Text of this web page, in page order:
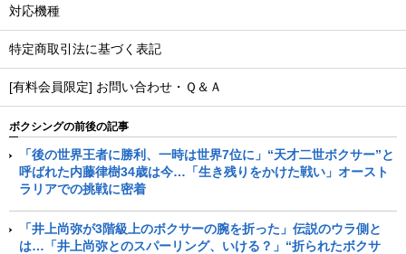
対応機種
特定商取引法に基づく表記
[有料会員限定] お問い合わせ・Ｑ＆Ａ
ボクシングの前後の記事
「後の世界王者に勝利、一時は世界7位に」“天才二世ボクサー”と
呼ばれた内藤律樹34歳は今…「生き残りをかけた戦い」オースト
ラリアでの挑戦に密着
「井上尚弥が3階級上のボクサーの腕を折った」伝説のウラ側と
は…「井上尚弥とのスパーリング、いける？」“折られたボクサ